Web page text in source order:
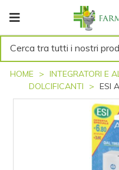
Cerca tra tutti i nostri
HOME INTEGRATORI E
DOLCIFICANTI
ESI